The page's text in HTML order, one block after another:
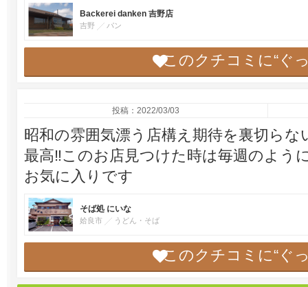
Backerei danken 吉野店
吉野 パン
このクチコミに“ぐ
投稿：2022/03/03
昭和の雰囲気漂う店構え期待を裏切ら
最高‼️このお店見つけた時は毎週のよう
お気に入りです
そば処 にいな
姶良市 うどん・そば
このクチコミに“ぐ